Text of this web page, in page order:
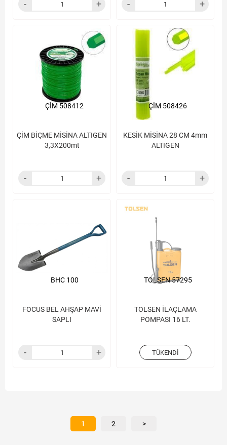
ÇİM BİÇME MİSİNA ALTIGEN
3,3X200mt
ÇİM 508412
KESİK MİSİNA 28 CM 4mm
ALTIGEN
ÇİM 508426
FOCUS BEL AHŞAP MAVİ
SAPLI
BHC 100
TOLSEN İLAÇLAMA
POMPASI 16 LT.
TOLSEN 57295
TÜKENDI
1 2 >